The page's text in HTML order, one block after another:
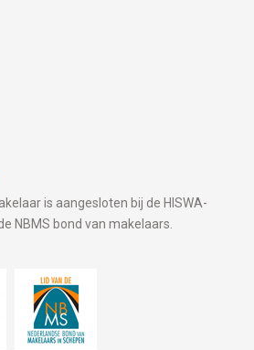
is aangesloten bij de HISWA-
NBMS bond van makelaars.